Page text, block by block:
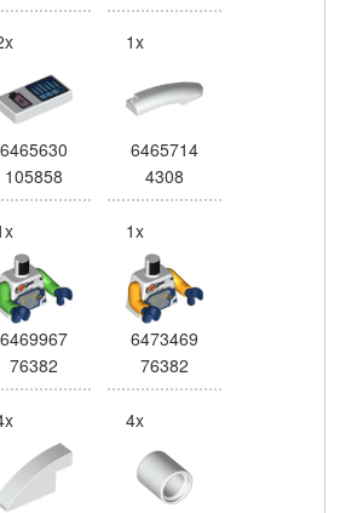
6465630
105858
1x
6465714
4308
6469967
76382
1x
6473469
76382
4x